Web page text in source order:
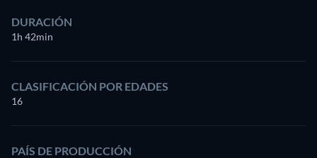
DURACIÓN
1h 42min
CLASIFICACIÓN POR EDADES
16
PAÍS DE PRODUCCIÓN